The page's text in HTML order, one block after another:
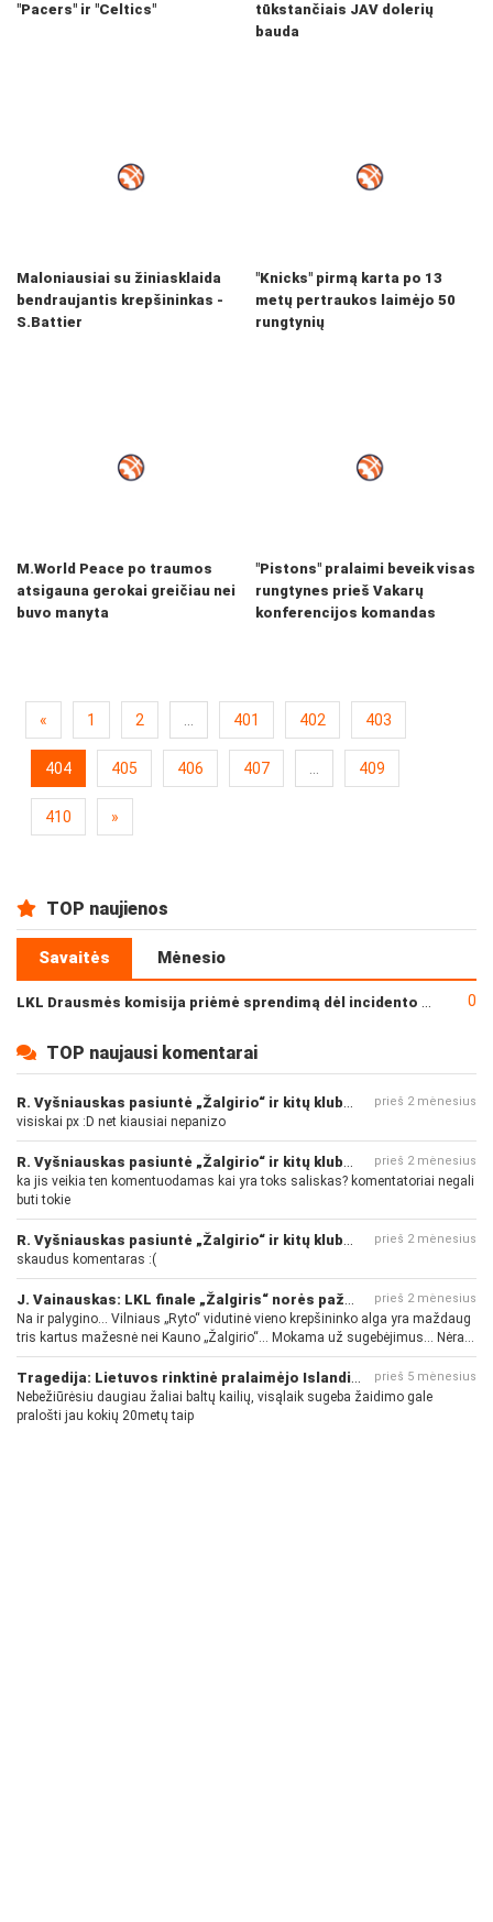
"Pacers" ir "Celtics"
tūkstančiais JAV dolerių
bauda
Maloniausiai su žiniasklaida
bendraujantis krepšininkas -
S.Battier
"Knicks" pirmą karta po 13
metų pertraukos laimėjo 50
rungtynių
M.World Peace po traumos
atsigauna gerokai greičiau nei
buvo manyta
"Pistons" pralaimi beveik visas
rungtynes prieš Vakarų
konferencijos komandas
« 1 2 401 402 403
404 405 406 407 409
410 »
TOP naujienos
Savaitės Mėnesio
0
TOP naujausi komentarai
prieš 2 mėnesius
visiskai px :D net kiausiai nepanizo
prieš 2 mėnesius
ka jis veikia ten komentuodamas kai yra toks saliskas? komentatoriai negali
buti tokie
prieš 2 mėnesius
skaudus komentaras :(
prieš 2 mėnesius
Na ir palygino... Vilniaus „Ryto“ vidutinė vieno krepšininko alga yra maždaug
tris kartus mažesnė nei Kauno „Žalgirio“... Mokama už sugebėjimus... Nėra
pinigų - nėra gerų žaidėjų...
prieš 5 mėnesius
Nebežiūrėsiu daugiau žaliai baltų kailių, visąlaik sugeba žaidimo gale
pralošti jau kokių 20metų taip